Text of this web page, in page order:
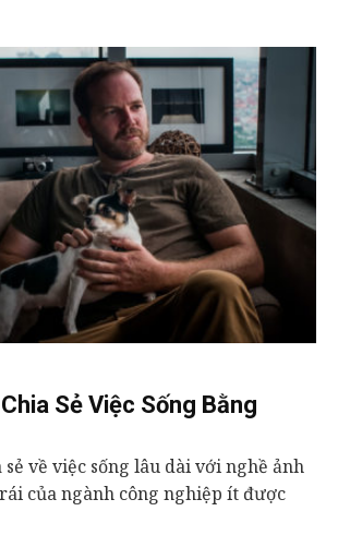
Sẻ Việc Sống Bằng
về việc sống lâu dài với nghề ảnh
của ngành công nghiệp ít được